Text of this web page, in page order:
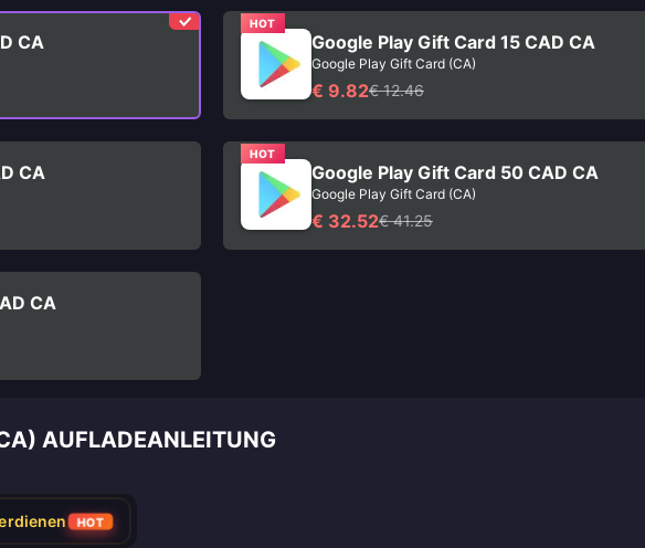
CA
HOT
Google Play Gift Card 15 CAD CA
Google Play Gift Card (CA)
€ 9.82€ 12.46
CA
HOT
Google Play Gift Card 50 CAD CA
Google Play Gift Card (CA)
€ 32.52€ 41.25
CA
AUFLADEANLEITUNG
HOT